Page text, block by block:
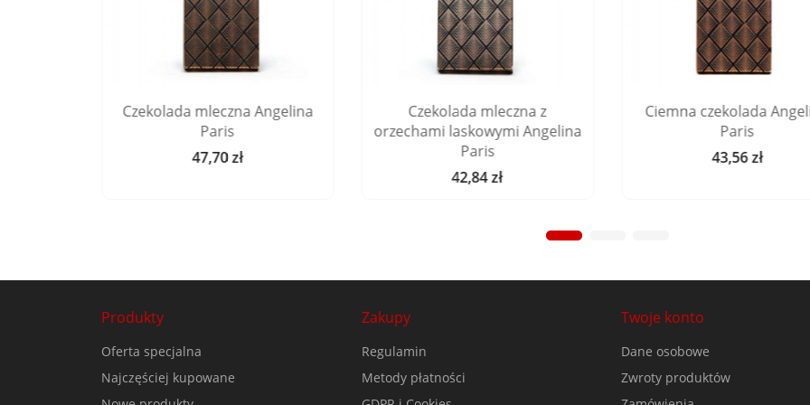
Czekolada mleczna Angelina
Paris
Cena
47,70 zł
Czekolada mleczna z
orzechami laskowymi Angelina
Paris
Cena
42,84 zł
Ciemna czekolada
Paris
Cena
43,56 zł
Produkty
Oferta specjalna
Najczęściej kupowane
Zakupy
Regulamin
Metody płatności
Twoje konto
Dane osobowe
Zwroty produktów